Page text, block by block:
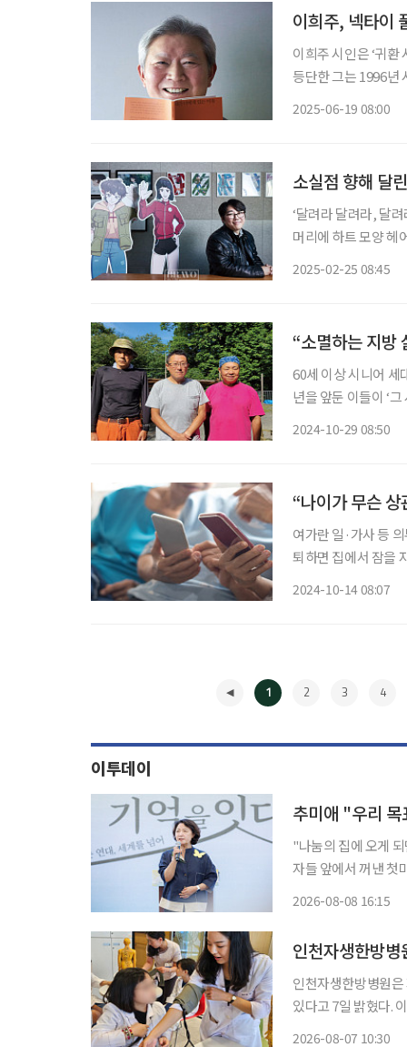
이희주, 넥타이
이희주 시인은 ‘귀환
등단한 그는 1996년
2025-06-19 08:00
소실점 향해 달
‘달려라 달려라, 달
머리에 하트 모양 헤
2025-02-25 08:45
“소멸하는 지방
60세 이상 시니어 세
년을 앞둔 이들이 ‘
2024-10-29 08:50
“나이가 무슨 상
여가란 일·가사 등
퇴하면 집에서 잠을
2024-10-14 08:07
1 2 3 4
이투데이
추미애 "우리
"나눔의 집에 오게
자들 앞에서 꺼낸 첫마디였다. 8일 이투데이 취재를 종합하면
2026-08-08 16:15
인천자생한방
인천자생한방병원은
있다고 7일 밝혔다. 이번 프로그램은 한방병원 내 다양한 직군의 역할을 이해하고 실제 의료
2026-08-07 10:30